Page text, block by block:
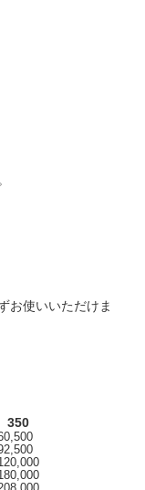
お使いいただけま
350